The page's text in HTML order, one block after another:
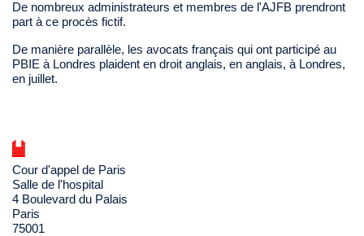
De nombreux administrateurs et membres de l'AJFB prendront
part à ce procès fictif.
De manière parallèle, les avocats français qui ont participé au
PBIE à Londres plaident en droit anglais, en anglais, à Londres,
en juillet.
Cour d'appel de Paris
Salle de l'hospital
4 Boulevard du Palais
Paris
75001